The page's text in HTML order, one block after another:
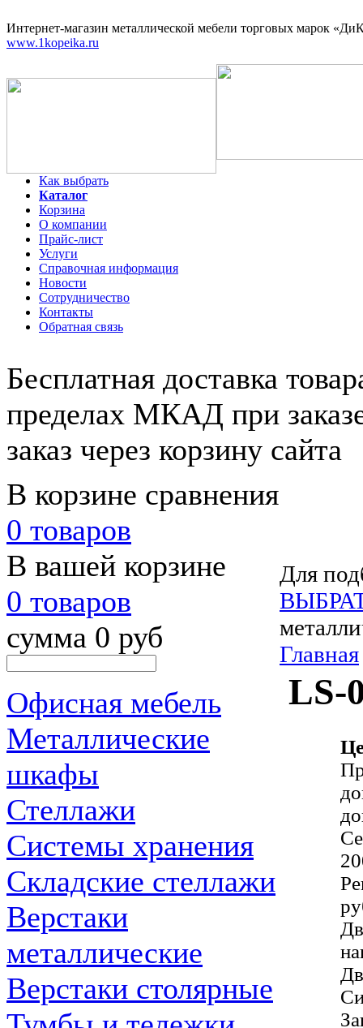
Интернет-магазин металлической мебели торговых марок
www.1kopeika.ru
Как выбрать
Каталог
Корзина
О компании
Прайс-лист
Услуги
Справочная информация
Новости
Сотрудничество
Контакты
Обратная связь
Бесплатная доставка
пределах МКАД при
заказ через корзину сайта
В корзине сравнения
0 товаров
В вашей корзине
0 товаров
сумма 0 руб
Офисная мебель
Металлические
шкафы
Стеллажи
Системы хранения
Складские стеллажи
Верстаки
металлические
Верстаки столярные
Для
Главная
LS-